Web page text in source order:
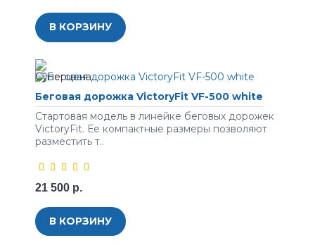
В КОРЗИНУ
Беговая дорожка VictoryFit VF-500 white
Стартовая модель в линейке беговых дорожек
VictoryFit. Ее компактные размеры позволяют
разместить т..
21 500 р.
В КОРЗИНУ